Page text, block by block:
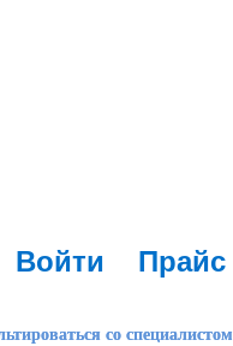
Войти Прайс
со специалистом